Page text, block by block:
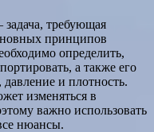
задача, требующая
принципов
определить,
а также его
давление и плотность.
изменяться в
важно использовать
нюансы.